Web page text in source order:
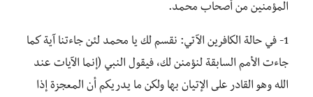
المؤمنين من أصحاب محمد.
1- في حالة الكافرين الآتي: نقسم لك يا محمد لئن جاءتنا آية كما
جاءت الأمم السابقة لنؤمنن لك، فيقول النبي (إنما الآيات عند
الله وهو القادر على الإتيان بها ولكن ما يدريكم أن المعجزة إذا